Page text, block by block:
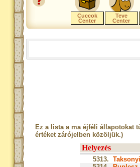
Cuccok
Center
Teve
Center
Ez a lista a ma éjféli állapotokat
értéket zárójelben közöljük.)
Helyezés
5313.